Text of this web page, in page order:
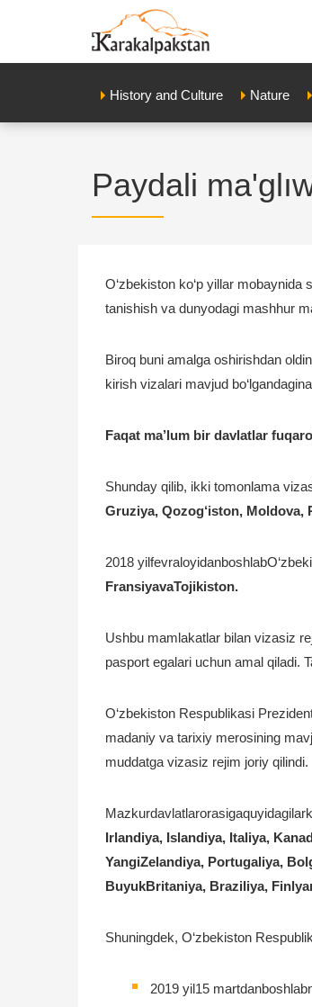
History and Culture Nature
Paydali
O‘zbekiston ko‘p yillar
tanishish va dunyodagi mashhur
Biroq buni amalga oshirishdan
kirish vizalari mavjud
Faqat ma’lum bir davlatlar
Shunday qilib, ikki tomonlama
Gruziya, Qozog‘iston, Moldova,
2018
FransiyavaTojikiston.
Ushbu mamlakatlar bilan vizasiz
pasport egalari uchun amal qiladi.
O‘zbekiston Respublikasi
madaniy va tarixiy merosining
muddatga vizasiz rejim joriy qilindi.
Irlandiya, Islandiya, Italiya,
YangiZelandiya, Portugaliya,
BuyukBritaniya, Braziliya,
Shuningdek, O‘zbekiston
2019 yil15